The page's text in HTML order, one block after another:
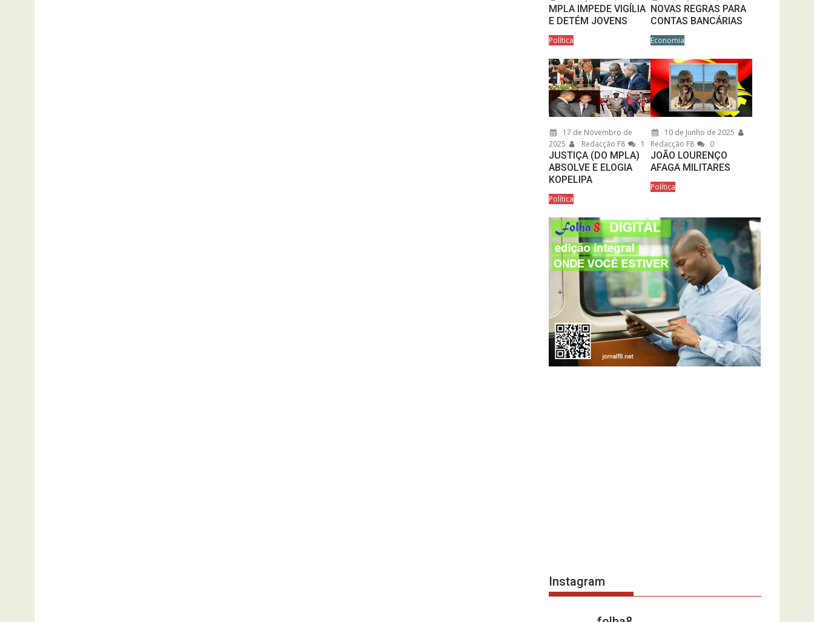
MPLA IMPEDE VIGÍLIA
E DETÉM JOVENS
Política
NOVAS REGRAS PARA
CONTAS BANCÁRIAS
Economia
17 de Novembro de
2025
Redacção F8 1
JUSTIÇA (DO MPLA)
ABSOLVE E ELOGIA
KOPELIPA
Política
10 de Junho de 2025
Redacção F8
0
JOÃO LOURENÇO
AFAGA MILITARES
Política
Instagram